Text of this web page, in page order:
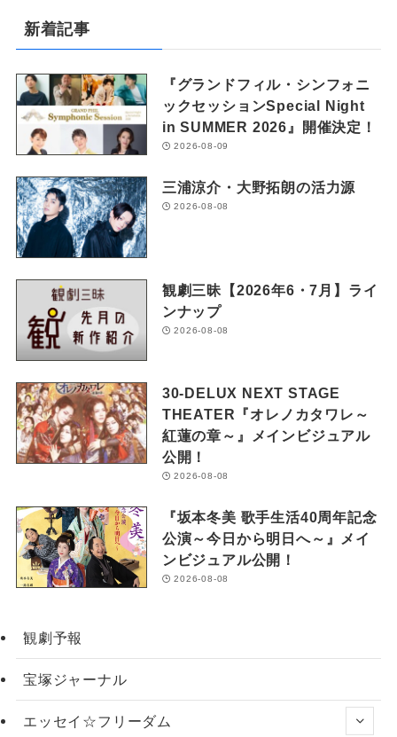
新着記事
『グランドフィル・シンフォニ
ックセッションSpecial Night
in SUMMER 2026』開催決定！
2026-08-09
三浦涼介・大野拓朗の活力源
2026-08-08
観劇三昧【2026年6・7月】ライ
ンナップ
2026-08-08
30-DELUX NEXT STAGE
THEATER『オレノカタワレ～
紅蓮の章～』メインビジュアル
公開！
2026-08-08
『坂本冬美 歌手生活40周年記念
公演～今日から明日へ～』メイ
ンビジュアル公開！
2026-08-08
観劇予報
宝塚ジャーナル
エッセイ☆フリーダム